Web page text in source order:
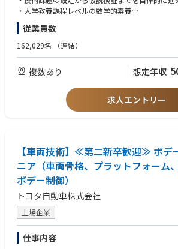
✓ 自動運転・ADAS向けの大規模な仮想環境開発
す。
✓ 研究開発から実用化まで一貫して携わり、次世
できます。
・大学教養課程レベルの数学的素養
＜WANT＞
・3Dエンジン（Unity、Unreal Engine等）の経験
・生成AIを活用した環境表現技術への興味
・自動運転・ADAS関連の知識や開発経験
・読み書き、日常会話ができる英語能力（TOEIC
・Git
・Docker
・Unreal Engine
開発環境
・Windows環境
・Ubuntu等のLinux環境
従業員数
162,029名 （連結）
複数あり 想定年収
求人エントリー
【車両技術】≪第二新卒歓迎≫ ボデ
ニア（車両骨格、プラットフォーム
ボデー制御）
トヨタ自動車株式会社
上場企業
仕事内容